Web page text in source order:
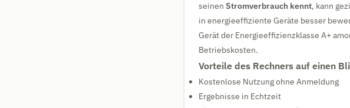
seinen Stromverbrauch kennt, kann
in energieeffiziente Geräte besser
Gerät der Energieeffizienzklasse A+
Betriebskosten.
Vorteile des Rechners auf einen
Kostenlose Nutzung ohne Anmeldung
Ergebnisse in Echtzeit